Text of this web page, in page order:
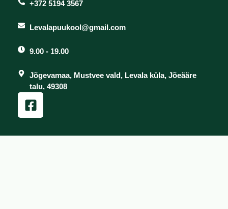
+372 5194 3567
Levalapuukool@gmail.com
9.00 - 19.00
Jõgevamaa, Mustvee vald, Levala küla, Jõeääre
talu, 49308